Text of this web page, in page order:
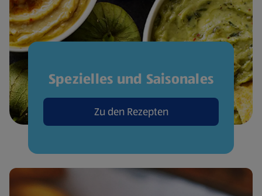
Spezielles und Saisonales
Zu den Rezepten